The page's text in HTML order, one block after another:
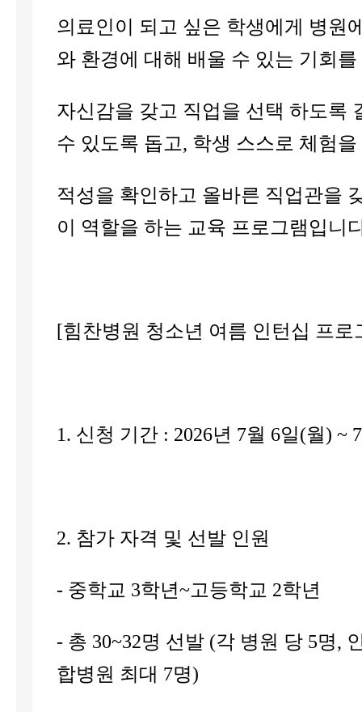
의료인이 되고 싶은 학생에게 병원
와 환경에 대해 배울 수 있는 기회
자신감을 갖고 직업을 선택 하도록
수 있도록 돕고, 학생 스스로 체험을
적성을 확인하고 올바른 직업관을
이 역할을 하는 교육 프로그램입니
[힘찬병원 청소년 여름 인턴십 프로
1. 신청 기간 : 2026년 7월 6일(월) ~
2. 참가 자격 및 선발 인원
- 중학교 3학년~고등학교 2학년
- 총 30~32명 선발 (각 병원 당 5명,
합병원 최대 7명)